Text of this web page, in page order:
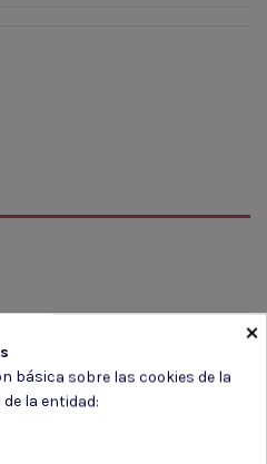
193 NEGRO/ROJO Talla: EANH
×
básica sobre las cookies de la
la entidad: